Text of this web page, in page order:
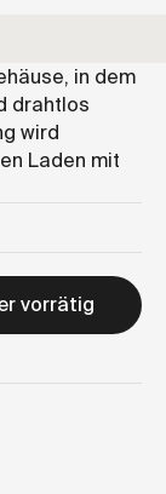
in dem
drahtlos
wird
Laden mit
vorrätig